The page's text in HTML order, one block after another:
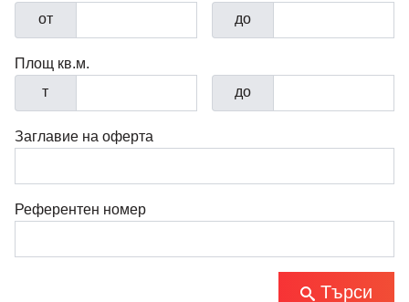
от
до
Площ кв.м.
т
до
Заглавие на оферта
Референтен номер
Търси